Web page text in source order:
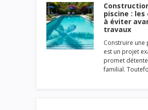
piscine : les
à éviter
travaux
Construire une
est un projet
promet
familial.